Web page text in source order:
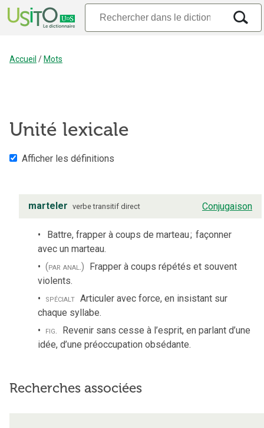
Accueil / Mots
Unité lexicale
Afficher les définitions
marteler verbe transitif direct Conjugaison
Battre, frapper à coups de marteau; façonner
avec un marteau.
(par anal.) Frapper à coups répétés et souvent
violents.
spécialt Articuler avec force, en insistant sur
chaque syllabe.
fig. Revenir sans cesse à l’esprit, en parlant d’une
idée, d’une préoccupation obsédante.
Recherches associées